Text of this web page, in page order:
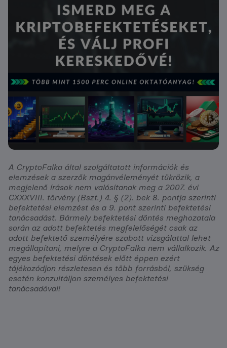
A CryptoFalka által szolgáltatott információk és
elemzések a szerzők magánvéleményét tükrözik, a
megjelenő írások nem valósítanak meg a 2007. évi
CXXXVIII. törvény (Bszt.) 4. § (2). bek 8. pontja szerinti
befektetési elemzést és a 9. pont szerinti befektetési
tanácsadást. Bármely befektetési döntés meghozatala
során az adott befektetés megfelelőségét csak az
adott befektető személyére szabott vizsgálattal lehet
megállapítani, melyre a CryptoFalka nem vállalkozik. Az
egyes befektetési döntések előtt éppen ezért
tájékozódjon részletesen és több forrásból, szükség
esetén konzultáljon személyes befektetési
tanácsadóval!